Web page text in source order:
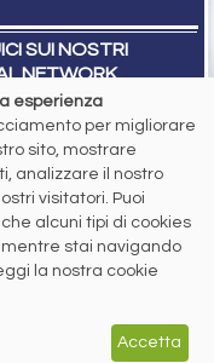
SUI NOSTRI
NETWORK
Brescia n. 11/2004 del 17
esperienza
per migliorare
sito, mostrare
analizzare il nostro
visitatori. Puoi
alcuni tipi di cookies
stai navigando
la nostra cookie
Accetta